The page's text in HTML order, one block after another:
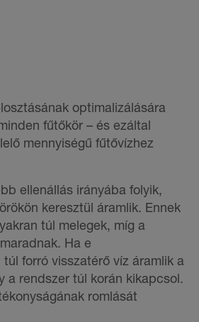
optimalizálására
fűtőkör – és ezáltal
mennyiségű fűtővízhez
ellenállás irányába folyik,
keresztül áramlik. Ennek
túl melegek, míg a
Ha e
forró visszatérő víz áramlik a
a rendszer túl korán kikapcsol.
romlását